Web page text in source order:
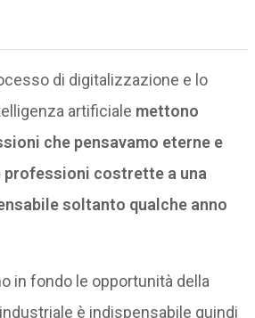
di digitalizzazione e lo
artificiale mettono
che pensavamo eterne e
professioni costrette a una
soltanto qualche anno
in fondo le opportunità della
è indispensabile quindi